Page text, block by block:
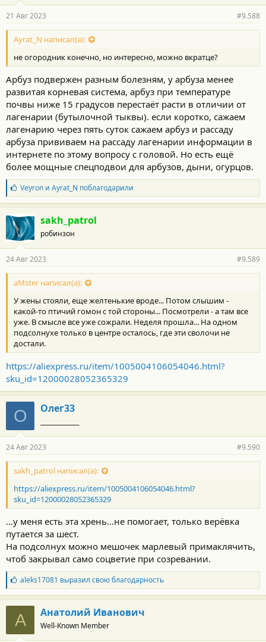
21 Авг 2023 #9.588
Ayrat_N написал(а):
не огородник конечно, но интересно, можно вкратце?
Арбуз подвержен разным болезням, у арбуза менее
развитая корневая система, арбуз при температуре
почвы ниже 15 градусов перестаёт расти в отличии от
лагенарии (бутылочной тыквы). если коротко, сажаем
лагенарию через пять суток сажаем арбуз и рассаду
арбуза прививаем на рассаду лагенарии информации в
интернете по этому вопросу с головой. Но есть ещё
более мощные спецподвои для арбузов, дыни, огурцов.
Б
л
а
г
о
д
а
н
о
с
и
:
Veyronи Ayrat_N поблагодарили
sakh_patrol
робинзон
24 Авг 2023 #9.589
aMster написал(а):
У жены стояли, еще желтенькие вроде... Потом слышим -
какой-то птичий гомон с той стороны... Посмотрели - а там все
уже. В смысле все уже сожрали. Неделя прошла... На одном
подсолнухе только в центре осталось, где эти сволочи не
достали.
https://aliexpress.ru/item/1005004106054046.html?
sku_id=12000028052365329
О Олег33
24 Авг 2023 #9.590
sakh_patrol написал(а):
https://aliexpress.ru/item/1005004106054046.html?
sku_id=12000028052365329
...у меня есть эта хрень...не помогает, только верёвка
путается за шест.
На подсолнух можно мешочек марлевый примаклячить,
чтоб закрывал само соцветие при созревании.
Б
л
а
г
о
а
aleks17081 выразил свою благодарность
А Анатолий Иванович
Well-Known Member